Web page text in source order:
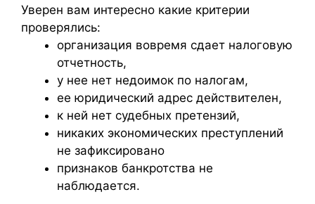
Уверен вам интересно какие критерии
проверялись:
организация вовремя сдает налоговую
отчетность,
у нее нет недоимок по налогам,
ее юридический адрес действителен,
к ней нет судебных претензий,
никаких экономических преступлений
не зафиксировано
признаков банкротства не
наблюдается.